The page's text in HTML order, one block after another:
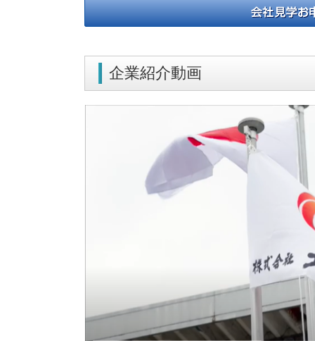
企業紹介動画